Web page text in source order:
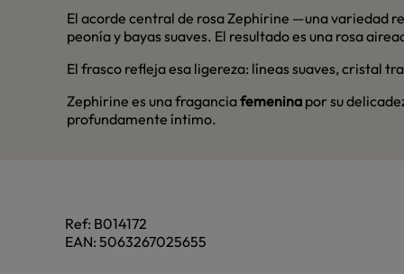
El acorde central de rosa Zephirine —una variedad
peonía y bayas suaves. El resultado es una rosa
El frasco refleja esa ligereza: líneas suaves, cristal
Zephirine es una fraganciafemenina por su
profundamente íntimo.
Ref: B014172
EAN: 5063267025655